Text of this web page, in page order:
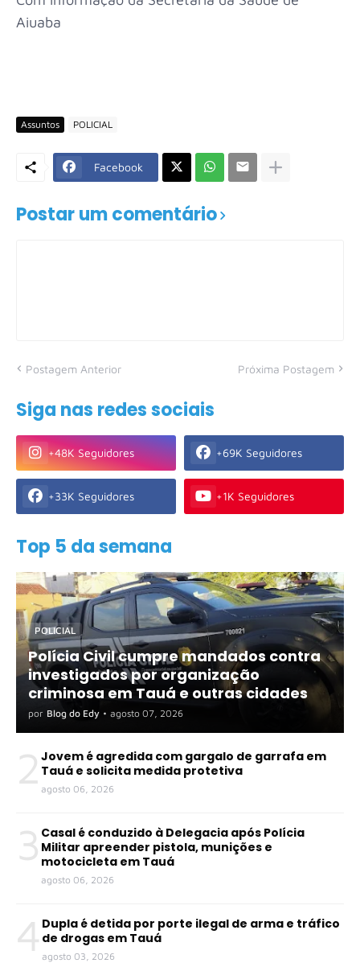
Aiuaba
Assuntos POLICIAL
Facebook
Postar um comentário
Postagem Anterior Próxima Postagem
Siga nas redes sociais
+48K Seguidores +69K Seguidores
+33K Seguidores +1K Seguidores
Top 5 da semana
POLICIAL
Polícia Civil cumpre mandados contra
investigados por organização
criminosa em Tauá e outras cidades
por Blog do Edy • agosto 07, 2026
2 Jovem é agredida com gargalo de garrafa em
Tauá e solicita medida protetiva
agosto 06, 2026
3 Casal é conduzido à Delegacia após Polícia
Militar apreender pistola, munições e
motocicleta em Tauá
agosto 06, 2026
4 Dupla é detida por porte ilegal de arma e tráfico
de drogas em Tauá
agosto 03, 2026